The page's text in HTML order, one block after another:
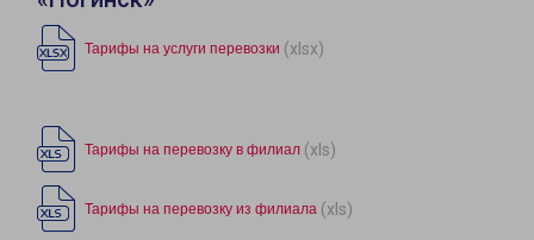
Тарифы на услуги перевозки (xlsx)
Тарифы на перевозку в филиал (xls)
Тарифы на перевозку из филиала (xls)